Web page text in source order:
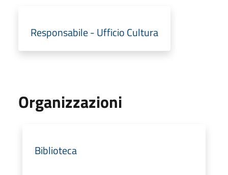
Responsabile - Ufficio Cultura
Organizzazioni
Biblioteca